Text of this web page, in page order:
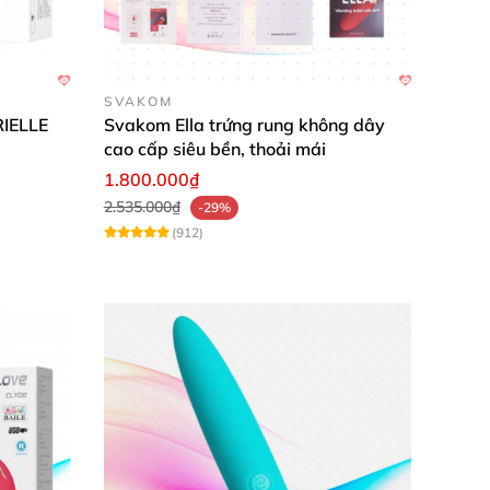
vào làn da nhạy cảm
sản phẩm khả năng chống va đập tốt
thiện với làn da nhạy cảm.
SVAKOM
Svakom Ella trứng rung không dây
cao cấp siêu bền, thoải mái
1.800.000₫
2.535.000₫
-29%
(912)